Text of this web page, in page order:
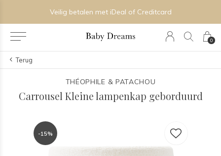
0
Veilig betalen met iDeal of Creditcard
Terug
THÉOPHILE & PATACHOU
Carrousel Kleine lampenkap geborduurd
-15%